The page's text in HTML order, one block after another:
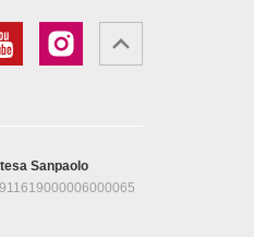
Sanpaolo